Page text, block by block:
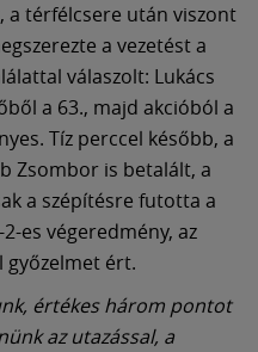
a térfélcsere után viszont
a vezetést a
válaszolt: Lukács
a 63., majd akcióból a
Tíz perccel később, a
Zsombor is betalált, a
a szépítésre futotta a
es végeredmény, az
győzelmet ért.
értékes három pontot
az utazással, a